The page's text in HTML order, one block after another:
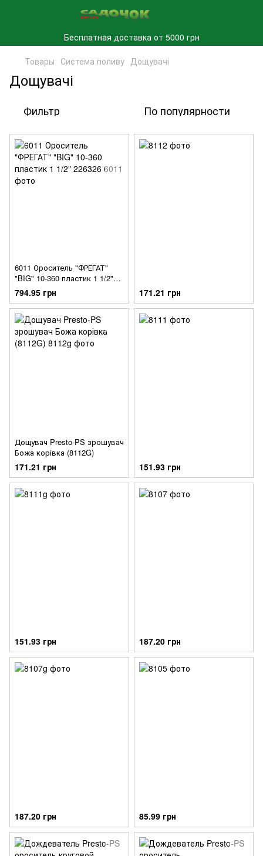
Бесплатная доставка от 5000 грн
Товары Система поливу Дощувачі
Дощувачі
Фильтр По популярности
6011 Ороситель "ФРЕГАТ"
"BIG" 10-360 пластик 1 1/2"
226326
794.95 грн 171.21 грн
Дощувач Presto-PS зрошувач
Божа корівка (8112G)
171.21 грн 151.93 грн
151.93 грн 187.20 грн
187.20 грн 85.99 грн